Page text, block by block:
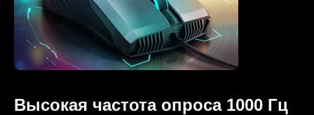
Высокая частота опроса 1000 Гц